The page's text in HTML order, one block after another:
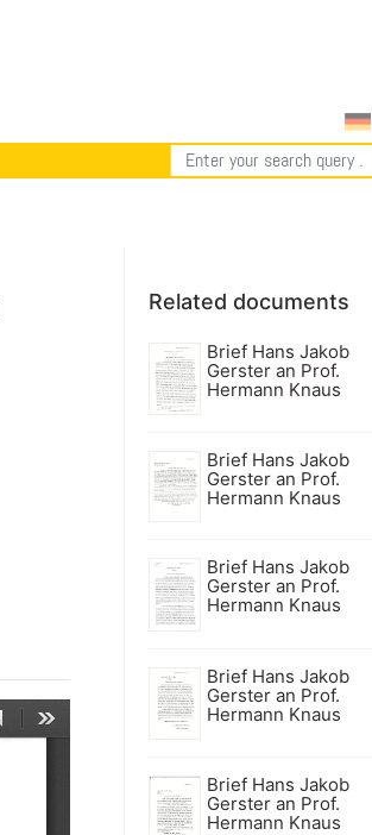
Related documents
Brief Hans Jakob
Gerster an Prof.
Hermann Knaus
Brief Hans Jakob
Gerster an Prof.
Hermann Knaus
Brief Hans Jakob
Gerster an Prof.
Hermann Knaus
Brief Hans Jakob
Gerster an Prof.
Hermann Knaus
Brief Hans Jakob
Gerster an Prof.
Hermann Knaus